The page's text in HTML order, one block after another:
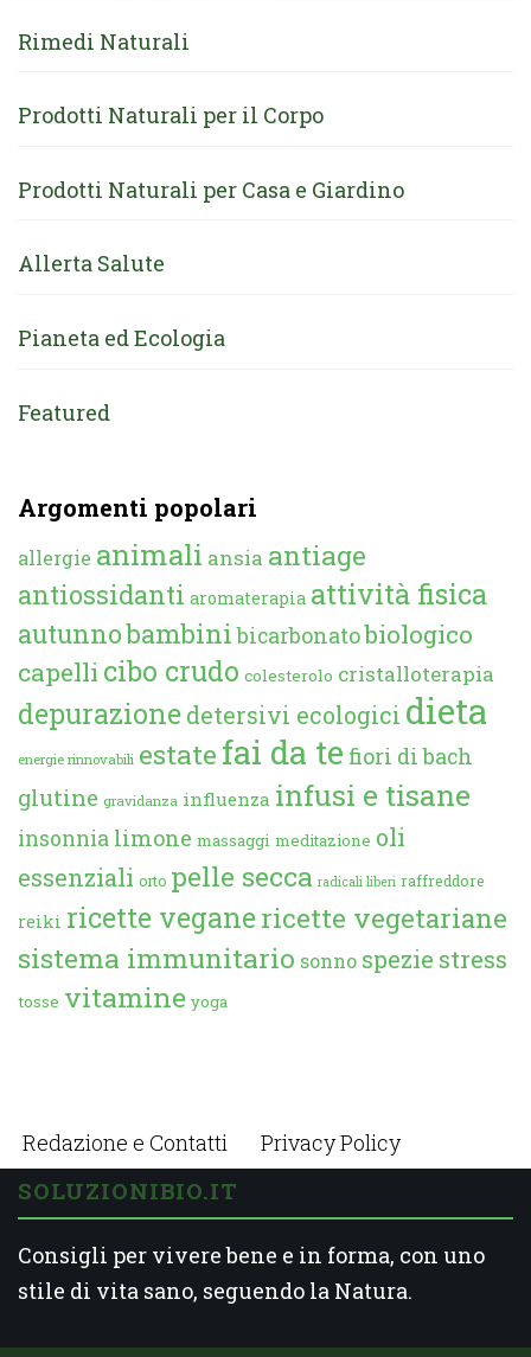
Rimedi Naturali
Prodotti Naturali per il Corpo
Prodotti Naturali per Casa e Giardino
Allerta Salute
Pianeta ed Ecologia
Featured
Argomenti popolari
allergie animali ansia antiage
antiossidanti aromaterapia attività fisica
autunnobambini bicarbonatobiologico
capelli cibo crudo colesterolo cristalloterapia
depurazione detersivi ecologici dieta
energie rinnovabili estate fai da te fiori di bach
glutine gravidanza influenza infusi e tisane
insonnia limone massaggi meditazione oli
essenziali orto pelle secca radicali liberi raffreddore
reiki ricette veganericette vegetariane
sistema immunitario sonno spezie stress
tosse vitamine yoga
Redazione e Contatti Privacy Policy
SOLUZIONIBIO.IT
Consigli per vivere bene e in forma, con uno
stile di vita sano, seguendo la Natura.